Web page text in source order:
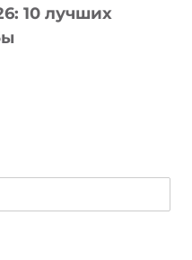
10 лучших